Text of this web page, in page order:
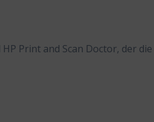
Print and Scan Doctor, der die